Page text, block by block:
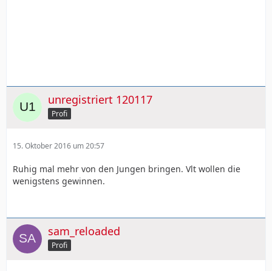
unregistriert 120117
Profi
15. Oktober 2016 um 20:57
Ruhig mal mehr von den Jungen bringen. Vlt wollen die
wenigstens gewinnen.
sam_reloaded
Profi